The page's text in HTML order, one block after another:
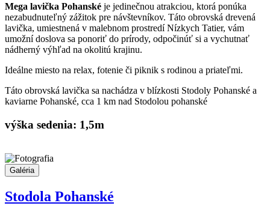
Mega lavička Pohanské je jedinečnou atrakciou, ktorá ponúka
nezabudnuteľný zážitok pre návštevníkov. Táto obrovská drevená
lavička, umiestnená v malebnom prostredí Nízkych Tatier, vám
umožní doslova sa ponoriť do prírody, odpočinúť si a vychutnať
nádherný výhľad na okolitú krajinu.
Ideálne miesto na relax, fotenie či piknik s rodinou a priateľmi.
Táto obrovská lavička sa nachádza v blízkosti Stodoly Pohanské a
kaviarne Pohanské, cca 1 km nad Stodolou pohanské
výška sedenia: 1,5m
Galéria
Stodola Pohanské